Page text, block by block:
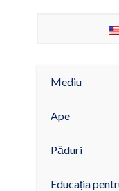
Mediu
Ape
Păduri
Educația